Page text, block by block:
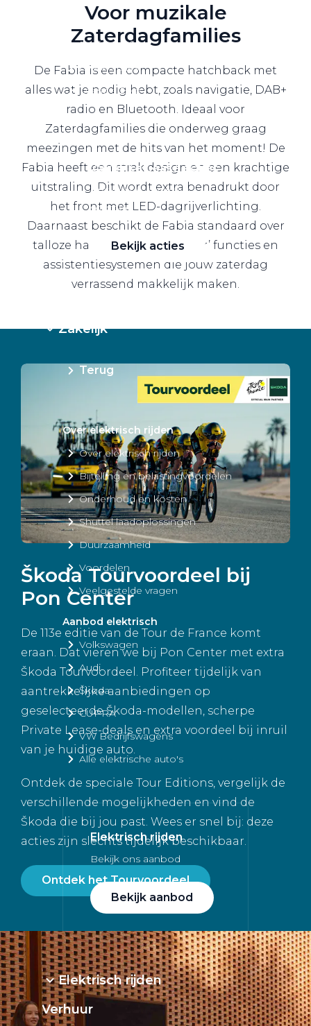
Leasevormen
Berijdersinfo
Lease acties
Lease a Bike
Zakelijke Lease acties
Profiteer van zakelijk
voordeel
Bekijk acties
Zakelijk
Terug
Over elektrisch rijden
Over elektrisch rijden
Bijtelling en belastingvoordelen
Onderhoud en kosten
Shuttel laadoplossingen
Duurzaamheid
Voordelen
Veelgestelde vragen
Aanbod elektrisch
Volkswagen
Audi
Škoda
CUPRA
VW Bedrijfswagens
Alle elektrische auto's
Elektrisch rijden
Bekijk ons aanbod
Bekijk aanbod
Elektrisch rijden
Verhuur
Voor muzikale
Zaterdagfamilies
De Fabia is een compacte hatchback met
alles wat je nodig hebt, zoals navigatie, DAB+
radio en Bluetooth. Ideaal voor
Zaterdagfamilies die onderweg graag
meezingen met de hits van het moment! De
Fabia heeft een strak design en een krachtige
uitstraling. Dit wordt extra benadrukt door
het front met LED-dagrijverlichting.
Daarnaast beschikt de Fabia standaard over
talloze handige ‘Simply Clever’ functies en
assistentiesystemen die jouw zaterdag
verrassend makkelijk maken.
Škoda Tourvoordeel bij
Pon Center
De 113e editie van de Tour de France komt
eraan. Dat vieren we bij Pon Center met extra
Škoda Tourvoordeel. Profiteer tijdelijk van
aantrekkelijke aanbiedingen op
geselecteerde Škoda-modellen, scherpe
Private Lease-deals en extra voordeel bij inruil
van je huidige auto.
Ontdek de speciale Tour Editions, vergelijk de
verschillende mogelijkheden en vind de
Škoda die bij jou past. Wees er snel bij: deze
acties zijn slechts tijdelijk beschikbaar.
Ontdek het Tourvoordeel